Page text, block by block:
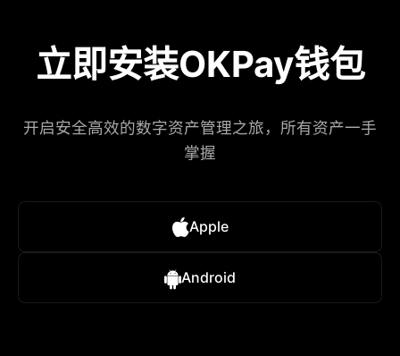
立即安装OKPay钱包
开启安全高效的数字资产管理之旅，所有资产一手
掌握
Apple
Android